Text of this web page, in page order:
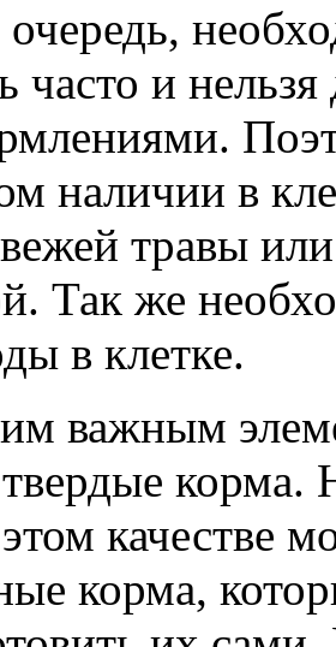
часто и
наличии в
травы
Так же
в клетке.
важным
качестве
корма,